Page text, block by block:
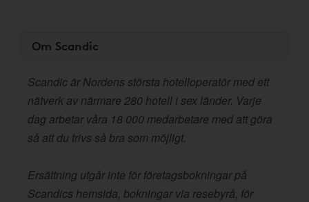
Om Scandic
Scandic är Nordens största hotelloperatör med ett
nätverk av närmare 280 hotell i sex länder. Varje
dag arbetar våra 18 000 medarbetare med att göra
så att du trivs så bra som möjligt.
Ersättning utgår inte för företagsbokningar på
Scandics hemsida, bokningar via resebyrå, för